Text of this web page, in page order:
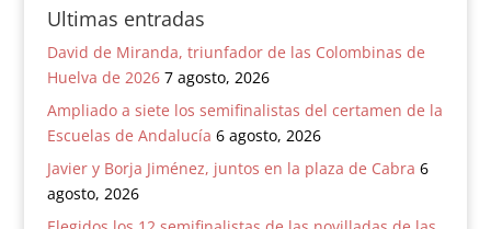
Ultimas entradas
David de Miranda, triunfador de las Colombinas de
Huelva de 2026 7 agosto, 2026
Ampliado a siete los semifinalistas del certamen de la
Escuelas de Andalucía 6 agosto, 2026
Javier y Borja Jiménez, juntos en la plaza de Cabra 6
agosto, 2026